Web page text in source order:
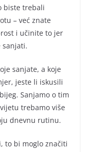
biste trebali
– već znate
i učinite to jer
sanjati.
sanjate, a koje
jeste li iskusili
Sanjamo o tim
trebamo više
dnevnu rutinu.
to bi moglo značiti